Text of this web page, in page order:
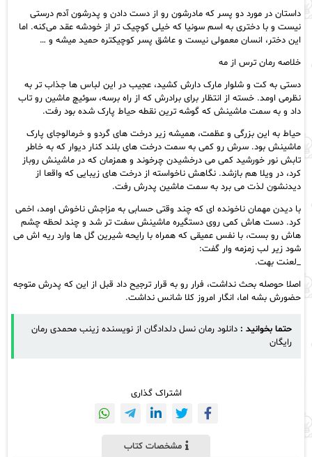
داستان در مورد دو پسر که مادرشون رو از دست دادن و پدرشون آدم درستی
نیست و با دختری به اسم سونیا که خیلی کوچیک تر از خودشه عقد می‌کنه. اما
این دختر، انسان معمولی نیست و عاشق پسر کوچیکتره حمید میشه و …
خلاصه رمان ترس از مه
دستی به کت و شلوار مارک دارش کشید، عجیب در این لباس ها جذاب تر به
نظرمی اومد. خسته از انتظار برای برادرش که از راه برسه، سوئیچ ماشین رو تاب
داد و به سمت ماشینش که گوشه ترین نقطه حیاط پارک شده بود رفت.
حیاط به این بزرگی و عظمت، همیشه زیر درخت های گردو و خرمالوجای پارک
ماشینش بود. سرش رو کمی به سمت درخت های بلند کنار دیوار که به خاطر
تابش نور خورشید کمی می درخشیدن چرخوند و همزمان که در ماشینش روباز
کرد، در ویلا هم بازشد. نگاهش ناخواسته از درخت های زیبایی که واقعا از
دیدنشون لذت می برد به سمت ماشین پدرش رفت.
با دیدن مهمان ناخونده ای که چند وقتی حسابی به مزاجش ناخوش اومد، اخمی
کرد. دست هاش کمی روی دستگیره ماشینش سفت تر شد و چند لحظه چشم
هاش رو بست، با نفس عمیقی که همراه با رایحه شیرین گل ها وارد ریه اش می
شود زیر لب زمزمه وار گفت:
_لعنت بهت.
اصلا حوصله بحث نداشت، فرار رو به قرار ترجیح داد قبل از این که پدرش متوجه
حضورش بشه اما، انگار امروز کلا شانس نداشت.
حتما بخوانید : دانلود رمان نسل دلدادگان از نویسنده زینب محمدی رمان
رایگان
اشتراک گذاری
مشخصات کتاب